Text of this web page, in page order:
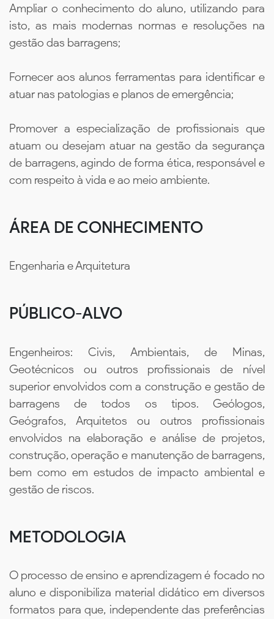
Ampliar o conhecimento do aluno, utilizando para
isto, as mais modernas normas e resoluções na
gestão das barragens;
Fornecer aos alunos ferramentas para identificar e
atuar nas patologias e planos de emergência;
Promover a especialização de profissionais que
atuam ou desejam atuar na gestão da segurança
de barragens, agindo de forma ética, responsável e
com respeito à vida e ao meio ambiente.
ÁREA DE CONHECIMENTO
Engenharia e Arquitetura
PÚBLICO-ALVO
Engenheiros: Civis, Ambientais, de Minas,
Geotécnicos ou outros profissionais de nível
superior envolvidos com a construção e gestão de
barragens de todos os tipos. Geólogos,
Geógrafos, Arquitetos ou outros profissionais
envolvidos na elaboração e análise de projetos,
construção, operação e manutenção de barragens,
bem como em estudos de impacto ambiental e
gestão de riscos.
METODOLOGIA
O processo de ensino e aprendizagem é focado no
aluno e disponibiliza material didático em diversos
formatos para que, independente das preferências